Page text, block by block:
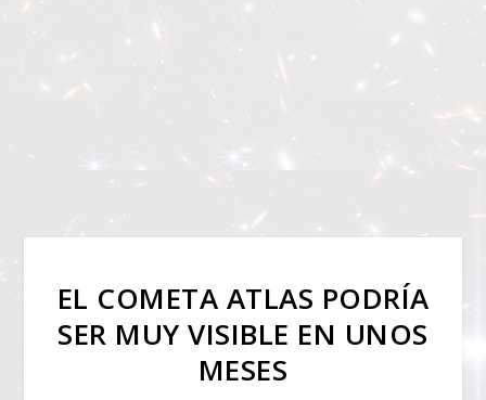
EL COMETA ATLAS PODRÍA
SER MUY VISIBLE EN UNOS
MESES